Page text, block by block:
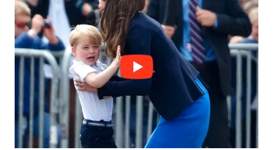
TENGAH
WN DELI
SERDANG
TEBING
TINGGI